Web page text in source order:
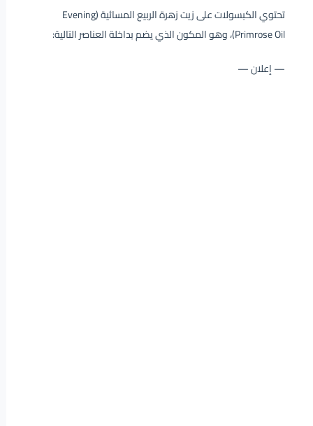
تحتوي الكبسولات على زيت زهرة الربيع المسائية (Evening
Primrose Oil)، وهو المكون الذي يضم بداخلة العناصر التالية:
— إعلان —